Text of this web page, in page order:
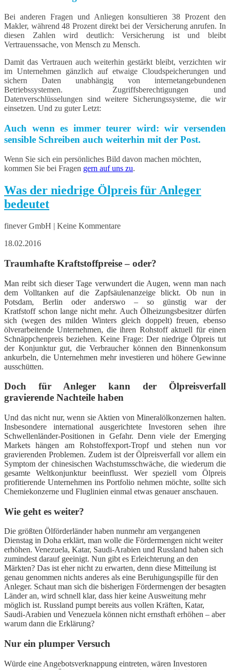
Bei anderen Fragen und Anliegen konsultieren 38 Prozent den
Makler, während 48 Prozent direkt bei der Versicherung anrufen. In
diesen Zahlen wird deutlich: Versicherung ist und bleibt
Vertrauenssache, von Mensch zu Mensch.
Damit das Vertrauen auch weiterhin gestärkt bleibt, verzichten wir
im Unternehmen gänzlich auf etwaige Cloudspeicherungen und
sichern Daten unabhängig von internetangebundenen
Betriebssystemen. Zugriffsberechtigungen und
Datenverschlüsselungen sind weitere Sicherungssysteme, die wir
einsetzen. Und zu guter Letzt:
Auch wenn es immer teurer wird: wir versenden
sensible Schreiben auch weiterhin mit der Post.
Wenn Sie sich ein persönliches Bild davon machen möchten,
kommen Sie bei Fragen gern auf uns zu.
Was der niedrige Ölpreis für Anleger
bedeutet
finever GmbH | Keine Kommentare
18.02.2016
Traumhafte Kraftstoffpreise – oder?
Man reibt sich dieser Tage verwundert die Augen, wenn man nach
dem Volltanken auf die Zapfsäulenanzeige blickt. Ob nun in
Potsdam, Berlin oder anderswo – so günstig war der
Kratfstoff schon lange nicht mehr. Auch Ölheizungsbesitzer dürfen
sich (wegen des milden Winters gleich doppelt) freuen, ebenso
ölverarbeitende Unternehmen, die ihren Rohstoff aktuell für einen
Schnäppchenpreis beziehen. Keine Frage: Der niedrige Ölpreis tut
der Konjunktur gut, die Verbraucher können den Binnenkonsum
ankurbeln, die Unternehmen mehr investieren und höhere Gewinne
ausschütten.
Doch für Anleger kann der Ölpreisverfall
gravierende Nachteile haben
Und das nicht nur, wenn sie Aktien von Mineralölkonzernen halten.
Insbesondere international ausgerichtete Investoren sehen ihre
Schwellenländer-Positionen in Gefahr. Denn viele der Emerging
Markets hängen am Rohstoffexport-Tropf und stehen nun vor
gravierenden Problemen. Zudem ist der Ölpreisverfall vor allem ein
Symptom der chinesischen Wachstumsschwäche, die wiederum die
gesamte Weltkonjunktur beeinflusst. Wer speziell vom Ölpreis
profitierende Unternehmen ins Portfolio nehmen möchte, sollte sich
Chemiekonzerne und Fluglinien einmal etwas genauer anschauen.
Wie geht es weiter?
Die größten Ölförderländer haben nunmehr am vergangenen
Dienstag in Doha erklärt, man wolle die Fördermengen nicht weiter
erhöhen. Venezuela, Katar, Saudi-Arabien und Russland haben sich
zumindest darauf geeinigt. Nun gibt es Erleichterung an den
Märkten? Das ist eher nicht zu erwarten, denn diese Mitteilung ist
genau genommen nichts anderes als eine Beruhigungspille für den
Anleger. Schaut man sich die bisherigen Fördermengen der besagten
Länder an, wird schnell klar, dass hier keine Ausweitung mehr
möglich ist. Russland pumpt bereits aus vollen Kräften, Katar,
Saudi-Arabien und Venezuela können nicht ernsthaft erhöhen – aber
warum dann die Erklärung?
Nur ein plumper Versuch
Würde eine Angebotsverknappung eintreten, wären Investoren